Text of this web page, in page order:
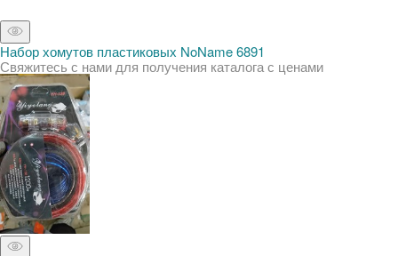
Набор хомутов пластиковых NoName 6891
Свяжитесь с нами для получения каталога с ценами